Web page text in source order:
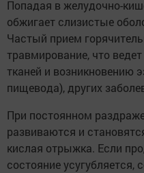
Попадая в желудочно-
обжигает слизистые
Частый прием
травмирование, что
тканей и возникновению
пищевода), других
При постоянном
развиваются и
кислая отрыжка. Если
состояние усугубляется,